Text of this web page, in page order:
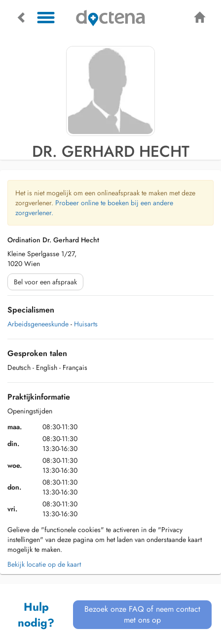
DR. GERHARD HECHT
Het is niet mogelijk om een onlineafspraak te maken met deze
zorgverlener. Probeer online te boeken bij een andere
zorgverlener.
Ordination Dr. Gerhard Hecht
Kleine Sperlgasse 1/27,
1020 Wien
Bel voor een afspraak
Specialismen
Arbeidsgeneeskunde - Huisarts
Gesproken talen
Deutsch - English - Français
Praktijkinformatie
Openingstijden
maa.
08:30-11:30
din.
08:30-11:30
13:30-16:30
woe.
08:30-11:30
13:30-16:30
don.
08:30-11:30
13:30-16:30
vri.
08:30-11:30
13:30-16:30
Gelieve de "functionele cookies" te activeren in de "Privacy
instellingen" van deze pagina om het laden van onderstaande kaart
mogelijk te maken.
Bekijk locatie op de kaart
Hulp
nodig?
Bezoek onze FAQ of neem contact
met ons op